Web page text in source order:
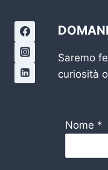
Saremo
curiosità
Nome *